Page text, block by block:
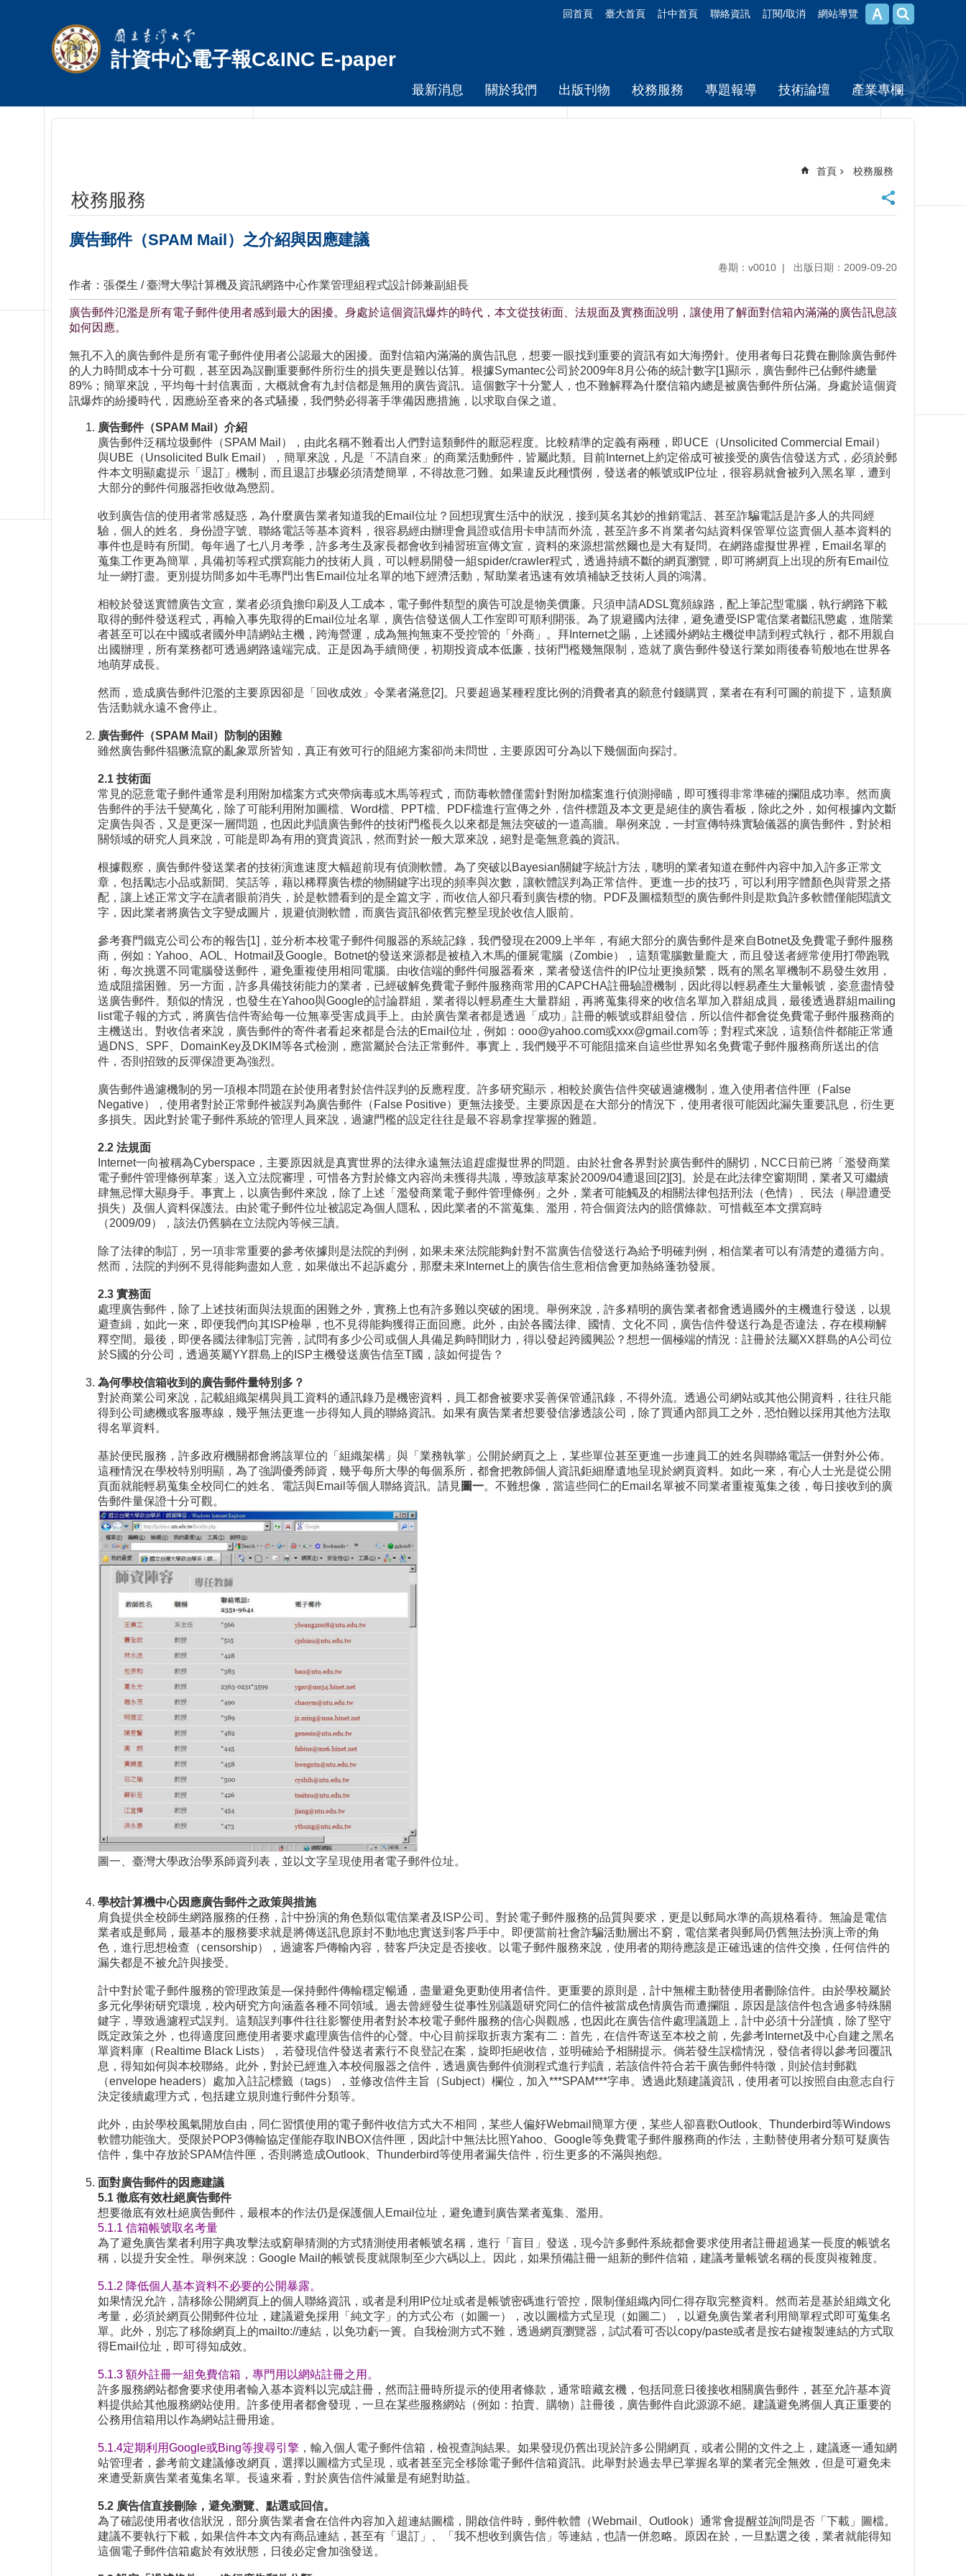
回首頁 臺大首頁 計中首頁 聯絡資訊 訂閱/取消 網站導覽
計資中心電子報C&INC E-paper
最新消息 關於我們 出版刊物 校務服務 專題報導 技術論壇 產業專欄
首頁 校務服務
校務服務
廣告郵件（SPAM Mail）之介紹與因應建議
卷期：v0010 出版日期：2009-09-20
作者：張傑生 / 臺灣大學計算機及資訊網路中心作業管理組程式設計師兼副組長
廣告郵件氾濫是所有電子郵件使用者感到最大的困擾。身處於這個資訊爆炸的時代，本文從技術面、法規面及實務面說明，讓使用了解面對信箱內滿滿的廣告訊息該
如何因應。
無孔不入的廣告郵件是所有電子郵件使用者公認最大的困擾。面對信箱內滿滿的廣告訊息，想要一眼找到重要的資訊有如大海撈針。使用者每日花費在刪除廣告郵件
的人力時間成本十分可觀，甚至因為誤刪重要郵件所衍生的損失更是難以估算。根據Symantec公司於2009年8月公佈的統計數字[1]顯示，廣告郵件已佔郵件總量
89%；簡單來說，平均每十封信裏面，大概就會有九封信都是無用的廣告資訊。這個數字十分驚人，也不難解釋為什麼信箱內總是被廣告郵件所佔滿。身處於這個資
訊爆炸的紛擾時代，因應紛至沓來的各式騷擾，我們勢必得著手準備因應措施，以求取自保之道。
廣告郵件（SPAM Mail）介紹
廣告郵件泛稱垃圾郵件（SPAM Mail），由此名稱不難看出人們對這類郵件的厭惡程度。比較精準的定義有兩種，即UCE（Unsolicited Commercial Email）
與UBE（Unsolicited Bulk Email），簡單來說，凡是「不請自來」的商業活動郵件，皆屬此類。目前Internet上約定俗成可被接受的廣告信發送方式，必須於郵
件本文明顯處提示「退訂」機制，而且退訂步驟必須清楚簡單，不得故意刁難。如果違反此種慣例，發送者的帳號或IP位址，很容易就會被列入黑名單，遭到
大部分的郵件伺服器拒收做為懲罰。
收到廣告信的使用者常感疑惑，為什麼廣告業者知道我的Email位址？回想現實生活中的狀況，接到莫名其妙的推銷電話、甚至詐騙電話是許多人的共同經
驗，個人的姓名、身份證字號、聯絡電話等基本資料，很容易經由辦理會員證或信用卡申請而外流，甚至許多不肖業者勾結資料保管單位盜賣個人基本資料的
事件也是時有所聞。每年過了七八月考季，許多考生及家長都會收到補習班宣傳文宣，資料的來源想當然爾也是大有疑問。在網路虛擬世界裡，Email名單的
蒐集工作更為簡單，具備初等程式撰寫能力的技術人員，可以輕易開發一組spider/crawler程式，透過持續不斷的網頁瀏覽，即可將網頁上出現的所有Email位
址一網打盡。更別提坊間多如牛毛專門出售Email位址名單的地下經濟活動，幫助業者迅速有效填補缺乏技術人員的鴻溝。
相較於發送實體廣告文宣，業者必須負擔印刷及人工成本，電子郵件類型的廣告可說是物美價廉。只須申請ADSL寬頻線路，配上筆記型電腦，執行網路下載
取得的郵件發送程式，再輸入事先取得的Email位址名單，廣告信發送個人工作室即可順利開張。為了規避國內法律，避免遭受ISP電信業者斷訊懲處，進階業
者甚至可以在中國或者國外申請網站主機，跨海營運，成為無拘無束不受控管的「外商」。拜Internet之賜，上述國外網站主機從申請到程式執行，都不用親自
出國辦理，所有業務都可透過網路遠端完成。正是因為手續簡便，初期投資成本低廉，技術門檻幾無限制，造就了廣告郵件發送行業如雨後春筍般地在世界各
地萌芽成長。
然而，造成廣告郵件氾濫的主要原因卻是「回收成效」令業者滿意[2]。只要超過某種程度比例的消費者真的願意付錢購買，業者在有利可圖的前提下，這類廣
告活動就永遠不會停止。
廣告郵件（SPAM Mail）防制的困難
雖然廣告郵件猖獗流竄的亂象眾所皆知，真正有效可行的阻絕方案卻尚未問世，主要原因可分為以下幾個面向探討。
2.1 技術面
常見的惡意電子郵件通常是利用附加檔案方式夾帶病毒或木馬等程式，而防毒軟體僅需針對附加檔案進行偵測掃瞄，即可獲得非常準確的攔阻成功率。然而廣
告郵件的手法千變萬化，除了可能利用附加圖檔、Word檔、PPT檔、PDF檔進行宣傳之外，信件標題及本文更是絕佳的廣告看板，除此之外，如何根據內文斷
定廣告與否，又是更深一層問題，也因此判讀廣告郵件的技術門檻長久以來都是無法突破的一道高牆。舉例來說，一封宣傳特殊實驗儀器的廣告郵件，對於相
關領域的研究人員來說，可能是即為有用的寶貴資訊，然而對於一般大眾來說，絕對是毫無意義的資訊。
根據觀察，廣告郵件發送業者的技術演進速度大幅超前現有偵測軟體。為了突破以Bayesian關鍵字統計方法，聰明的業者知道在郵件內容中加入許多正常文
章，包括勵志小品或新聞、笑話等，藉以稀釋廣告標的物關鍵字出現的頻率與次數，讓軟體誤判為正常信件。更進一步的技巧，可以利用字體顏色與背景之搭
配，讓上述正常文字在讀者眼前消失，於是軟體看到的是全篇文字，而收信人卻只看到廣告標的物。PDF及圖檔類型的廣告郵件則是欺負許多軟體僅能閱讀文
字，因此業者將廣告文字變成圖片，規避偵測軟體，而廣告資訊卻依舊完整呈現於收信人眼前。
參考賽門鐵克公司公布的報告[1]，並分析本校電子郵件伺服器的系統記錄，我們發現在2009上半年，有絕大部分的廣告郵件是來自Botnet及免費電子郵件服務
商，例如：Yahoo、AOL、Hotmail及Google。Botnet的發送來源都是被植入木馬的僵屍電腦（Zombie），這類電腦數量龐大，而且發送者經常使用打帶跑戰
術，每次挑選不同電腦發送郵件，避免重複使用相同電腦。由收信端的郵件伺服器看來，業者發送信件的IP位址更換頻繁，既有的黑名單機制不易發生效用，
造成阻擋困難。另一方面，許多具備技術能力的業者，已經破解免費電子郵件服務商常用的CAPCHA註冊驗證機制，因此得以輕易產生大量帳號，姿意盡情發
送廣告郵件。類似的情況，也發生在Yahoo與Google的討論群組，業者得以輕易產生大量群組，再將蒐集得來的收信名單加入群組成員，最後透過群組mailing
list電子報的方式，將廣告信件寄給每一位無辜受害成員手上。由於廣告業者都是透過「成功」註冊的帳號或群組發信，所以信件都會從免費電子郵件服務商的
主機送出。對收信者來說，廣告郵件的寄件者看起來都是合法的Email位址，例如：ooo@yahoo.com或xxx@gmail.com等；對程式來說，這類信件都能正常通
過DNS、SPF、DomainKey及DKIM等各式檢測，應當屬於合法正常郵件。事實上，我們幾乎不可能阻擋來自這些世界知名免費電子郵件服務商所送出的信
件，否則招致的反彈保證更為強烈。
廣告郵件過濾機制的另一項根本問題在於使用者對於信件誤判的反應程度。許多研究顯示，相較於廣告信件突破過濾機制，進入使用者信件匣（False
Negative），使用者對於正常郵件被誤判為廣告郵件（False Positive）更無法接受。主要原因是在大部分的情況下，使用者很可能因此漏失重要訊息，衍生更
多損失。因此對於電子郵件系統的管理人員來說，過濾門檻的設定往往是最不容易拿捏掌握的難題。
2.2 法規面
Internet一向被稱為Cyberspace，主要原因就是真實世界的法律永遠無法追趕虛擬世界的問題。由於社會各界對於廣告郵件的關切，NCC日前已將「濫發商業
電子郵件管理條例草案」送入立法院審理，可惜各方對於條文內容尚未獲得共識，導致該草案於2009/04遭退回[2][3]。於是在此法律空窗期間，業者又可繼續
肆無忌憚大顯身手。事實上，以廣告郵件來說，除了上述「濫發商業電子郵件管理條例」之外，業者可能觸及的相關法律包括刑法（色情）、民法（舉證遭受
損失）及個人資料保護法。由於電子郵件位址被認定為個人隱私，因此業者的不當蒐集、濫用，符合個資法內的賠償條款。可惜截至本文撰寫時
（2009/09），該法仍舊躺在立法院內等候三讀。
除了法律的制訂，另一項非常重要的參考依據則是法院的判例，如果未來法院能夠針對不當廣告信發送行為給予明確判例，相信業者可以有清楚的遵循方向。
然而，法院的判例不見得能夠盡如人意，如果做出不起訴處分，那麼未來Internet上的廣告信生意相信會更加熱絡蓬勃發展。
2.3 實務面
處理廣告郵件，除了上述技術面與法規面的困難之外，實務上也有許多難以突破的困境。舉例來說，許多精明的廣告業者都會透過國外的主機進行發送，以規
避查緝，如此一來，即便我們向其ISP檢舉，也不見得能夠獲得正面回應。此外，由於各國法律、國情、文化不同，廣告信件發送行為是否違法，存在模糊解
釋空間。最後，即便各國法律制訂完善，試問有多少公司或個人具備足夠時間財力，得以發起跨國興訟？想想一個極端的情況：註冊於法屬XX群島的A公司位
於S國的分公司，透過英屬YY群島上的ISP主機發送廣告信至T國，該如何提告？
為何學校信箱收到的廣告郵件量特別多？
對於商業公司來說，記載組織架構與員工資料的通訊錄乃是機密資料，員工都會被要求妥善保管通訊錄，不得外流。透過公司網站或其他公開資料，往往只能
得到公司總機或客服專線，幾乎無法更進一步得知人員的聯絡資訊。如果有廣告業者想要發信滲透該公司，除了買通內部員工之外，恐怕難以採用其他方法取
得名單資料。
基於便民服務，許多政府機關都會將該單位的「組織架構」與「業務執掌」公開於網頁之上，某些單位甚至更進一步連員工的姓名與聯絡電話一併對外公佈。
這種情況在學校特別明顯，為了強調優秀師資，幾乎每所大學的每個系所，都會把教師個人資訊鉅細靡遺地呈現於網頁資料。如此一來，有心人士光是從公開
頁面就能輕易蒐集全校同仁的姓名、電話與Email等個人聯絡資訊。請見 圖一。不難想像，當這些同仁的Email名單被不同業者重複蒐集之後，每日接收到的廣
告郵件量保證十分可觀。
圖一、臺灣大學政治學系師資列表，並以文字呈現使用者電子郵件位址。
學校計算機中心因應廣告郵件之政策與措施
肩負提供全校師生網路服務的任務，計中扮演的角色類似電信業者及ISP公司。對於電子郵件服務的品質與要求，更是以郵局水準的高規格看待。無論是電信
業者或是郵局，最基本的服務要求就是將傳送訊息原封不動地忠實送到客戶手中。即便當前社會詐騙活動層出不窮，電信業者與郵局仍舊無法扮演上帝的角
色，進行思想檢查（censorship），過濾客戶傳輸內容，替客戶決定是否接收。以電子郵件服務來說，使用者的期待應該是正確迅速的信件交換，任何信件的
漏失都是不被允許與接受。
計中對於電子郵件服務的管理政策是—保持郵件傳輸穩定暢通，盡量避免更動使用者信件。更重要的原則是，計中無權主動替使用者刪除信件。由於學校屬於
多元化學術研究環境，校內研究方向涵蓋各種不同領域。過去曾經發生從事性別議題研究同仁的信件被當成色情廣告而遭攔阻，原因是該信件包含過多特殊關
鍵字，導致過濾程式誤判。這類誤判事件往往影響使用者對於本校電子郵件服務的信心與觀感，也因此在廣告信件處理議題上，計中必須十分謹慎，除了堅守
既定政策之外，也得適度回應使用者要求處理廣告信件的心聲。中心目前採取折衷方案有二：首先，在信件寄送至本校之前，先參考Internet及中心自建之黑名
單資料庫（Realtime Black Lists），若發現信件發送者素行不良登記在案，旋即拒絕收信，並明確給予相關提示。倘若發生誤檔情況，發信者得以參考回覆訊
息，得知如何與本校聯絡。此外，對於已經進入本校伺服器之信件，透過廣告郵件偵測程式進行判讀，若該信件符合若干廣告郵件特徵，則於信封郵戳
（envelope headers）處加入註記標籤（tags），並修改信件主旨（Subject）欄位，加入***SPAM***字串。透過此類建議資訊，使用者可以按照自由意志自行
決定後續處理方式，包括建立規則進行郵件分類等。
此外，由於學校風氣開放自由，同仁習慣使用的電子郵件收信方式大不相同，某些人偏好Webmail簡單方便，某些人卻喜歡Outlook、Thunderbird等Windows
軟體功能強大。受限於POP3傳輸協定僅能存取INBOX信件匣，因此計中無法比照Yahoo、Google等免費電子郵件服務商的作法，主動替使用者分類可疑廣告
信件，集中存放於SPAM信件匣，否則將造成Outlook、Thunderbird等使用者漏失信件，衍生更多的不滿與抱怨。
面對廣告郵件的因應建議
5.1 徹底有效杜絕廣告郵件
想要徹底有效杜絕廣告郵件，最根本的作法仍是保護個人Email位址，避免遭到廣告業者蒐集、濫用。
5.1.1 信箱帳號取名考量
為了避免廣告業者利用字典攻擊法或窮舉猜測的方式猜測使用者帳號名稱，進行「盲目」發送，現今許多郵件系統都會要求使用者註冊超過某一長度的帳號名
稱，以提升安全性。舉例來說：Google Mail的帳號長度就限制至少六碼以上。因此，如果預備註冊一組新的郵件信箱，建議考量帳號名稱的長度與複雜度。
5.1.2 降低個人基本資料不必要的公開暴露。
如果情況允許，請移除公開網頁上的個人聯絡資訊，或者是利用IP位址或者是帳號密碼進行管控，限制僅組織內同仁得存取完整資料。然而若是基於組織文化
考量，必須於網頁公開郵件位址，建議避免採用「純文字」的方式公布（如圖一），改以圖檔方式呈現（如圖二），以避免廣告業者利用簡單程式即可蒐集名
單。此外，別忘了移除網頁上的mailto://連結，以免功虧一簣。自我檢測方式不難，透過網頁瀏覽器，試試看可否以copy/paste或者是按右鍵複製連結的方式取
得Email位址，即可得知成效。
5.1.3 額外註冊一組免費信箱，專門用以網站註冊之用。
許多服務網站都會要求使用者輸入基本資料以完成註冊，然而註冊時所提示的使用者條款，通常暗藏玄機，包括同意日後接收相關廣告郵件，甚至允許基本資
料提供給其他服務網站使用。許多使用者都會發現，一旦在某些服務網站（例如：拍賣、購物）註冊後，廣告郵件自此源源不絕。建議避免將個人真正重要的
公務用信箱用以作為網站註冊用途。
5.1.4定期利用Google或Bing等搜尋引擎 ，輸入個人電子郵件信箱，檢視查詢結果。如果發現仍舊出現於許多公開網頁，或者公開的文件之上，建議逐一通知網
站管理者，參考前文建議修改網頁，選擇以圖檔方式呈現，或者甚至完全移除電子郵件信箱資訊。此舉對於過去早已掌握名單的業者完全無效，但是可避免未
來遭受新廣告業者蒐集名單。長遠來看，對於廣告信件減量是有絕對助益。
5.2 廣告信直接刪除，避免瀏覽、點選或回信。
為了確認使用者收信狀況，部分廣告業者會在信件內容加入超連結圖檔，開啟信件時，郵件軟體（Webmail、Outlook）通常會提醒並詢問是否「下載」圖檔。
建議不要執行下載，如果信件本文內有商品連結，甚至有「退訂」、「我不想收到廣告信」等連結，也請一併忽略。原因在於，一旦點選之後，業者就能得知
這個電子郵件信箱處於有效狀態，日後必定會加強發送。